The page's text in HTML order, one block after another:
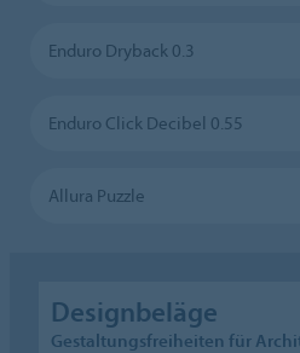
Enduro Dryback 0.3
Enduro Click Decibel 0.55
Allura Puzzle
Designbeläge
Gestaltungsfreiheiten für